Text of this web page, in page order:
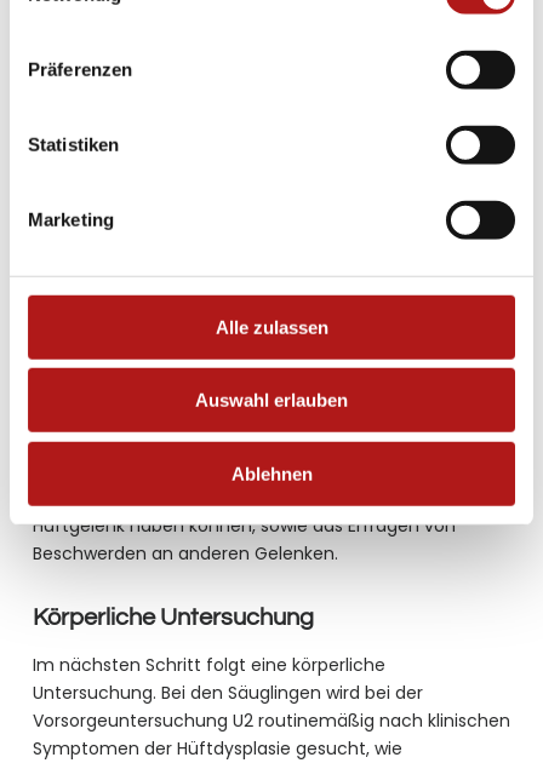
Präferenzen
Statistiken
Marketing
Alle zulassen
Auswahl erlauben
Ablehnen
Der erste Schritt in der Diagnosefindung ist stets die
Anamnese. Bei der Hüftgelenksdysplasie spielt die
Familienanamnese aufgrund des familiär gehäuften
Auftretens eine Rolle. Wichtig bei erwachsenen
Patienten ist das Erfragen, ob in der Kindheit eine
Hüftgelenksdysplasie diagnostiziert und therapiert
wurde z.B. durch spezielle Wickeltechniken im
Säuglingsalter oder durch eine Spreizhose. Ein weiterer
Fokus der Anamnese sind die aktuellen Beschwerden
Hüftgelenk haben können, sowie das Erfragen von
Beschwerden an anderen Gelenken.
Körperliche Untersuchung
Im nächsten Schritt folgt eine körperliche
Untersuchung. Bei den Säuglingen wird bei der
Vorsorgeuntersuchung U2 routinemäßig nach klinischen
Symptomen der Hüftdysplasie gesucht, wie